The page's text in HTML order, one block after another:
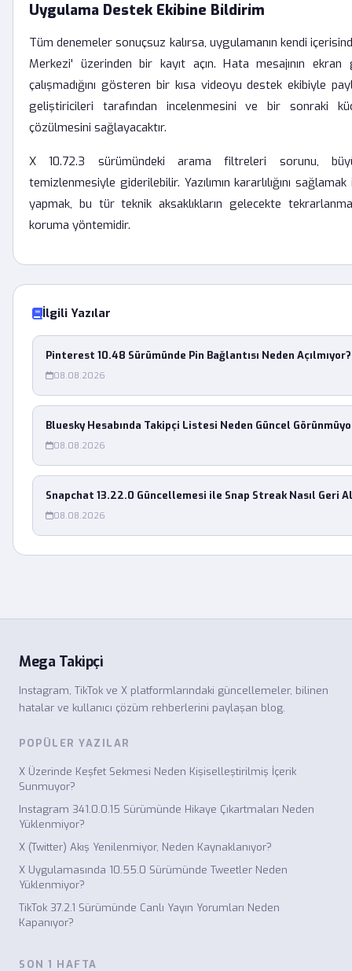
Uygulama Destek Ekibine Bildirim
Tüm denemeler sonuçsuz kalırsa, uygulamanın kendi
Merkezi' üzerinden bir kayıt açın. Hata mesajının
çalışmadığını gösteren bir kısa videoyu destek ekibiyle
geliştiricileri tarafından incelenmesini ve bir sonraki
çözülmesini sağlayacaktır.
X 10.72.3 sürümündeki arama filtreleri sorunu,
temizlenmesiyle giderilebilir. Yazılımın kararlılığını
yapmak, bu tür teknik aksaklıkların gelecekte
koruma yöntemidir.
İlgili Yazılar
Pinterest 10.48 Sürümünde Pin Bağlantısı Neden Açılmıyor?
08.08.2026
Bluesky Hesabında Takipçi Listesi Neden Güncel
08.08.2026
Snapchat 13.22.0 Güncellemesi ile Snap Streak Nasıl Geri
08.08.2026
Mega Takipçi
Instagram, TikTok ve X platformlarındaki güncellemeler, bilinen
hatalar ve kullanıcı çözüm rehberlerini paylaşan blog.
POPÜLER YAZILAR
X Üzerinde Keşfet Sekmesi Neden Kişiselleştirilmiş İçerik
Sunmuyor?
Instagram 341.0.0.15 Sürümünde Hikaye Çıkartmaları Neden
Yüklenmiyor?
X (Twitter) Akış Yenilenmiyor, Neden Kaynaklanıyor?
X Uygulamasında 10.55.0 Sürümünde Tweetler Neden
Yüklenmiyor?
TikTok 37.2.1 Sürümünde Canlı Yayın Yorumları Neden
Kapanıyor?
SON 1 HAFTA